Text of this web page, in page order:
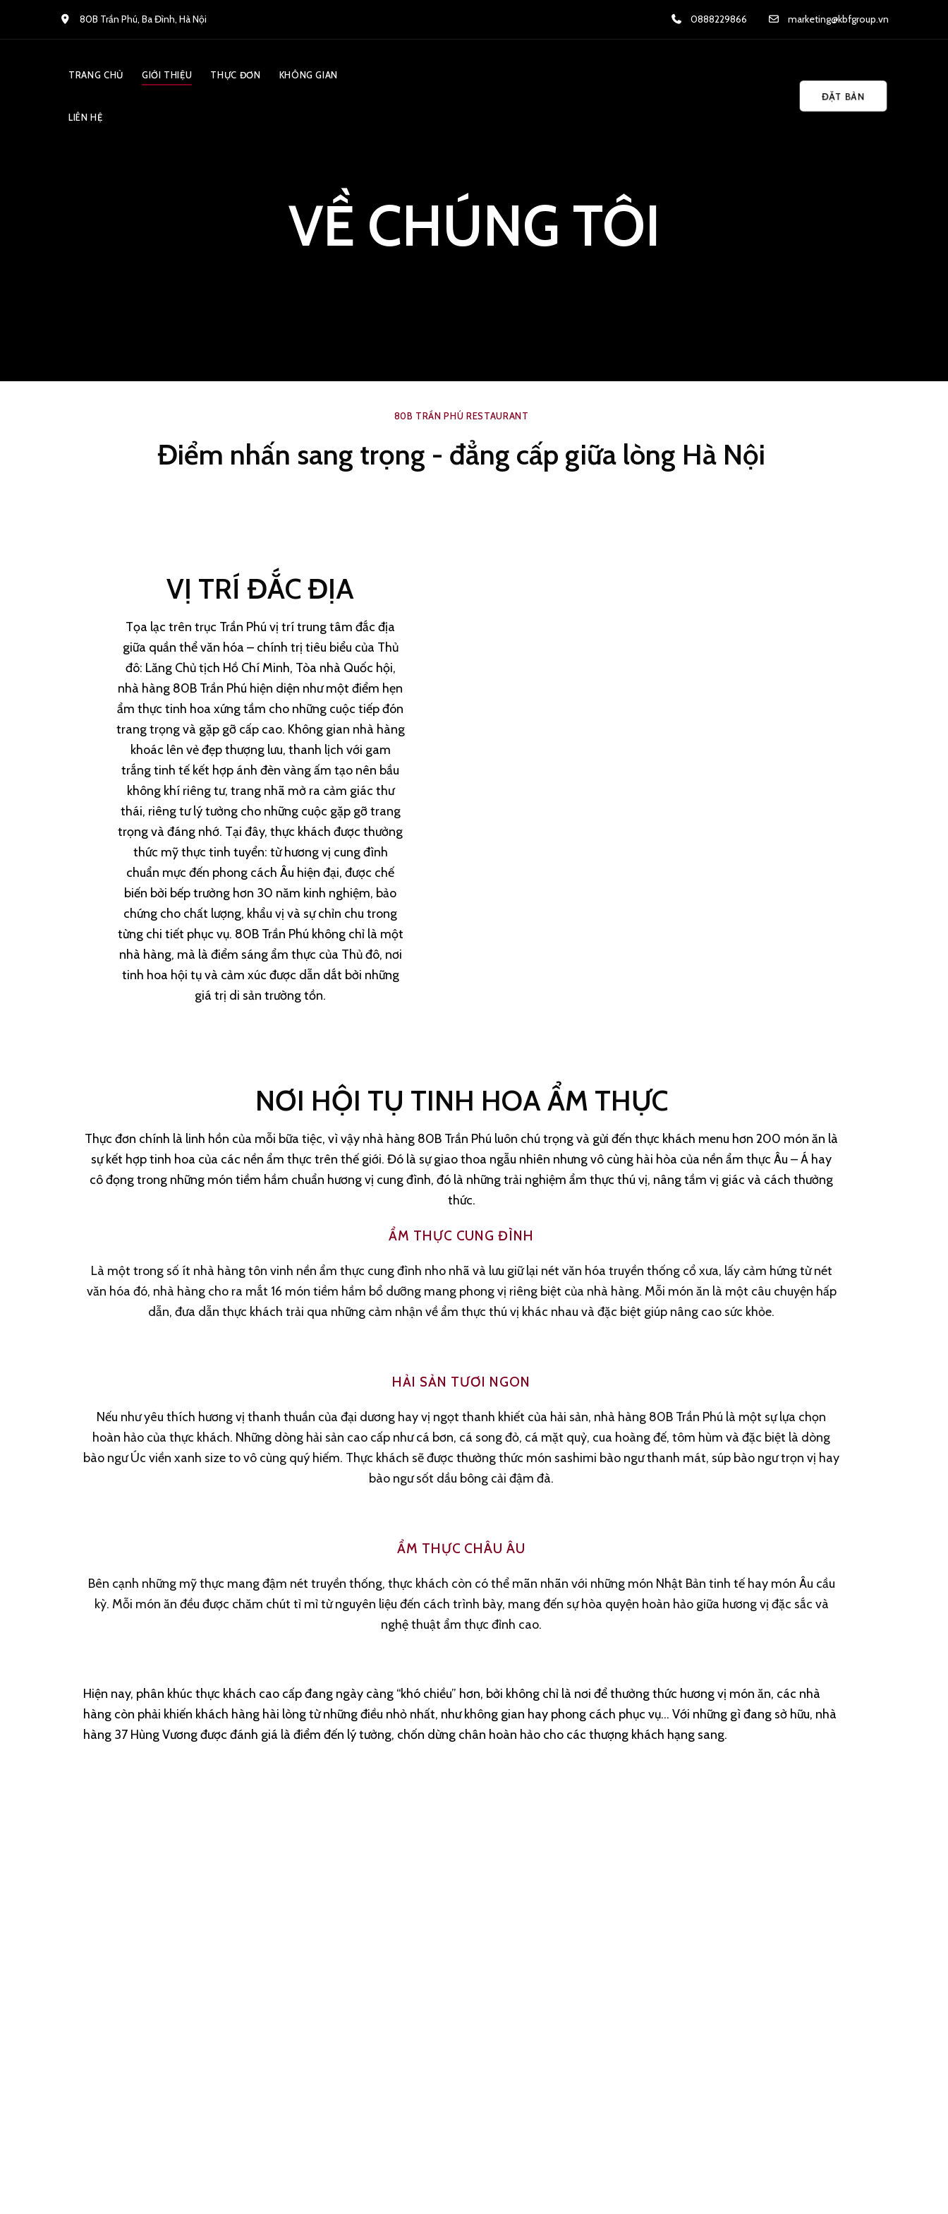
80B Trần Phú, Ba Đình, Hà Nội 0888229866 marketing@kbfgroup.vn
TRANG CHỦ GIỚI THIỆU THỰC ĐƠN KHÔNG GIAN
LIÊN HỆ
ĐẶT BÀN
VỀ CHÚNG TÔI
80B TRẦN PHÚ RESTAURANT
Điểm nhấn sang trọng - đẳng cấp giữa lòng Hà Nội
VỊ TRÍ ĐẮC ĐỊA
Tọa lạc trên trục Trần Phú vị trí trung tâm đắc địa
giữa quần thể văn hóa – chính trị tiêu biểu của Thủ
đô: Lăng Chủ tịch Hồ Chí Minh, Tòa nhà Quốc hội,
nhà hàng 80B Trần Phú hiện diện như một điểm hẹn
ẩm thực tinh hoa xứng tầm cho những cuộc tiếp đón
trang trọng và gặp gỡ cấp cao. Không gian nhà hàng
khoác lên vẻ đẹp thượng lưu, thanh lịch với gam
trắng tinh tế kết hợp ánh đèn vàng ấm tạo nên bầu
không khí riêng tư, trang nhã mở ra cảm giác thư
thái, riêng tư lý tưởng cho những cuộc gặp gỡ trang
trọng và đáng nhớ. Tại đây, thực khách được thưởng
thức mỹ thực tinh tuyển: từ hương vị cung đình
chuẩn mực đến phong cách Âu hiện đại, được chế
biến bởi bếp trưởng hơn 30 năm kinh nghiệm, bảo
chứng cho chất lượng, khẩu vị và sự chỉn chu trong
từng chi tiết phục vụ. 80B Trần Phú không chỉ là một
nhà hàng, mà là điểm sáng ẩm thực của Thủ đô, nơi
tinh hoa hội tụ và cảm xúc được dẫn dắt bởi những
giá trị di sản trường tồn.
NƠI HỘI TỤ TINH HOA ẨM THỰC
Thực đơn chính là linh hồn của mỗi bữa tiệc, vì vậy nhà hàng 80B Trần Phú luôn chú trọng và gửi đến thực khách menu hơn 200 món ăn là
sự kết hợp tinh hoa của các nền ẩm thực trên thế giới. Đó là sự giao thoa ngẫu nhiên nhưng vô cùng hài hòa của nền ẩm thực Âu – Á hay
cô đọng trong những món tiềm hầm chuẩn hương vị cung đình, đó là những trải nghiệm ẩm thực thú vị, nâng tầm vị giác và cách thưởng
thức.
ẨM THỰC CUNG ĐÌNH
Là một trong số ít nhà hàng tôn vinh nền ẩm thực cung đình nho nhã và lưu giữ lại nét văn hóa truyền thống cổ xưa, lấy cảm hứng từ nét
văn hóa đó, nhà hàng cho ra mắt 16 món tiềm hầm bổ dưỡng mang phong vị riêng biệt của nhà hàng. Mỗi món ăn là một câu chuyện hấp
dẫn, đưa dẫn thực khách trải qua những cảm nhận về ẩm thực thú vị khác nhau và đặc biệt giúp nâng cao sức khỏe.
HẢI SẢN TƯƠI NGON
Nếu như yêu thích hương vị thanh thuần của đại dương hay vị ngọt thanh khiết của hải sản, nhà hàng 80B Trần Phú là một sự lựa chọn
hoàn hảo của thực khách. Những dòng hải sản cao cấp như cá bơn, cá song đỏ, cá mặt quỷ, cua hoàng đế, tôm hùm và đặc biệt là dòng
bào ngư Úc viền xanh size to vô cùng quý hiếm. Thực khách sẽ được thưởng thức món sashimi bào ngư thanh mát, súp bào ngư trọn vị hay
bào ngư sốt dầu bông cải đậm đà.
ẨM THỰC CHÂU ÂU
Bên cạnh những mỹ thực mang đậm nét truyền thống, thực khách còn có thể mãn nhãn với những món Nhật Bản tinh tế hay món Âu cầu
kỳ. Mỗi món ăn đều được chăm chút tỉ mỉ từ nguyên liệu đến cách trình bày, mang đến sự hòa quyện hoàn hảo giữa hương vị đặc sắc và
nghệ thuật ẩm thực đỉnh cao.
Hiện nay, phân khúc thực khách cao cấp đang ngày càng “khó chiều” hơn, bởi không chỉ là nơi để thưởng thức hương vị món ăn, các nhà
hàng còn phải khiến khách hàng hài lòng từ những điều nhỏ nhất, như không gian hay phong cách phục vụ… Với những gì đang sở hữu, nhà
hàng 37 Hùng Vương được đánh giá là điểm đến lý tưởng, chốn dừng chân hoàn hảo cho các thượng khách hạng sang.